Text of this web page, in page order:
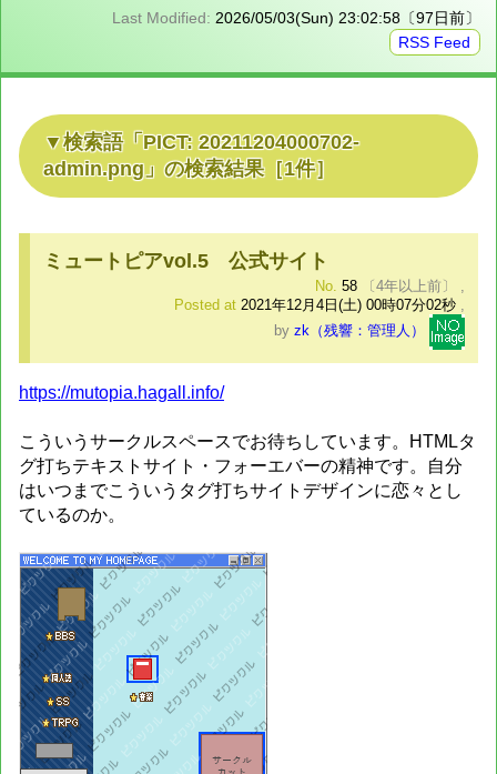
Last Modified: 2026/05/03(Sun) 23:02:58〔97日前〕
RSS Feed
検索語「PICT: 20211204000702-
admin.png」の検索結果［1件］
ミュートピアvol.5 公式サイト
No. 58 〔4年以上前〕
,
Posted at 2021年12月4日(土) 00時07分02秒 ,
by zk（残響：管理人）
https://mutopia.hagall.info/
こういうサークルスペースでお待ちしています。HTMLタ
グ打ちテキストサイト・フォーエバーの精神です。自分
はいつまでこういうタグ打ちサイトデザインに恋々とし
ているのか。